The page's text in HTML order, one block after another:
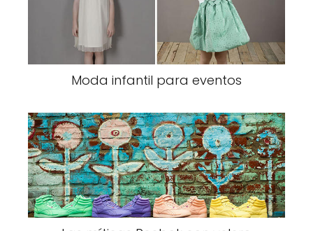
Moda infantil para eventos